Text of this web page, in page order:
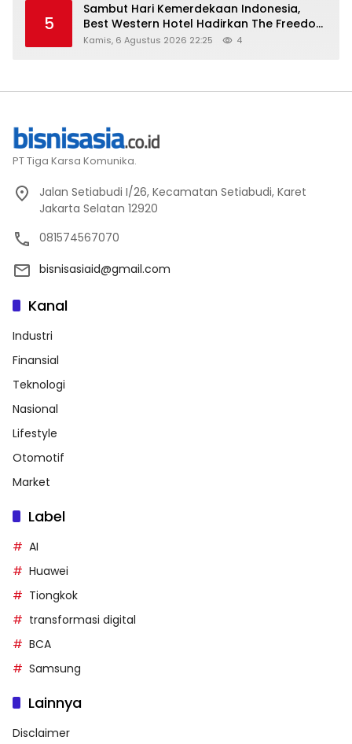
5
Sambut Hari Kemerdekaan Indonesia,
Best Western Hotel Hadirkan The Freedom
Stay Diskon Hingga 45%
Kamis, 6 Agustus 2026 22:25 4
PT Tiga Karsa Komunika.
Jalan Setiabudi I/26, Kecamatan Setiabudi, Karet
Jakarta Selatan 12920
081574567070
bisnisasiaid@gmail.com
Kanal
Industri
Finansial
Teknologi
Nasional
Lifestyle
Otomotif
Market
Label
AI
Huawei
Tiongkok
transformasi digital
BCA
Samsung
Lainnya
Disclaimer